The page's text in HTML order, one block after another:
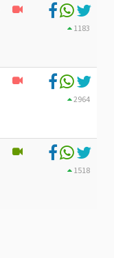
1183
2964
1518